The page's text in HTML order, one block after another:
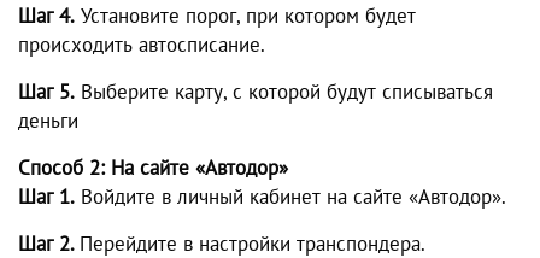
Шаг 4. Установите порог, при котором будет
происходить автосписание.
Шаг 5. Выберите карту, с которой будут списываться
деньги
Способ 2: На сайте «Автодор»
Шаг 1. Войдите в личный кабинет на сайте «Автодор».
Шаг 2. Перейдите в настройки транспондера.